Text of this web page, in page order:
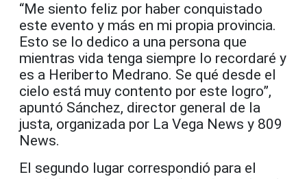
“Me siento feliz por haber conquistado
este evento y más en mi propia provincia.
Esto se lo dedico a una persona que
mientras vida tenga siempre lo recordaré y
es a Heriberto Medrano. Se qué desde el
cielo está muy contento por este logro”,
apuntó Sánchez, director general de la
justa, organizada por La Vega News y 809
News.
El segundo lugar correspondió para el